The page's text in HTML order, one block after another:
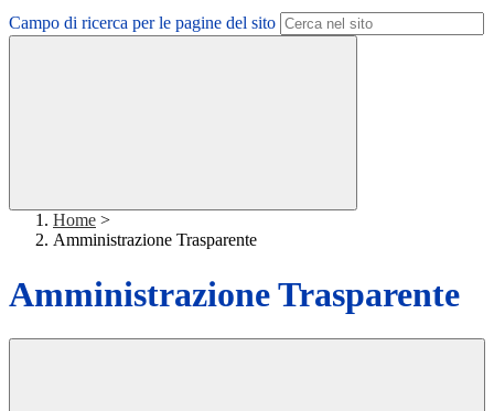
Campo di ricerca per le pagine del sito
Home >
Amministrazione Trasparente
Amministrazione Trasparente